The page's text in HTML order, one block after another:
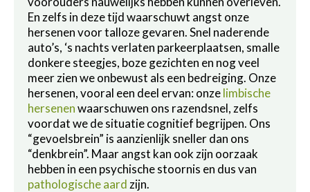
En zelfs in deze tijd waarschuwt angst onze
hersenen voor talloze gevaren. Snel naderende
auto’s, ‘s nachts verlaten parkeerplaatsen, smalle
donkere steegjes, boze gezichten en nog veel
meer zien we onbewust als een bedreiging. Onze
hersenen, vooral een deel ervan: onzelimbische
hersenenwaarschuwen ons razendsnel, zelfs
voordat we de situatie cognitief begrijpen. Ons
“gevoelsbrein” is aanzienlijk sneller dan ons
“denkbrein”. Maar angst kan ook zijn oorzaak
hebben in een psychische stoornis en dus van
pathologische aard zijn.